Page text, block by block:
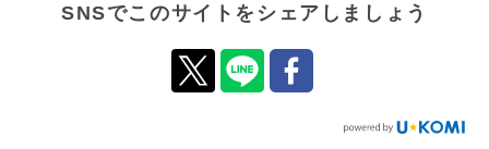
SNSでこのサイトをシェアしましょう